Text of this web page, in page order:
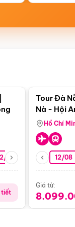
08 26/08 05/09
tiết
Tour Đà
Nà - Hội
Động
Hồ Chí
12/08
Giá từ: